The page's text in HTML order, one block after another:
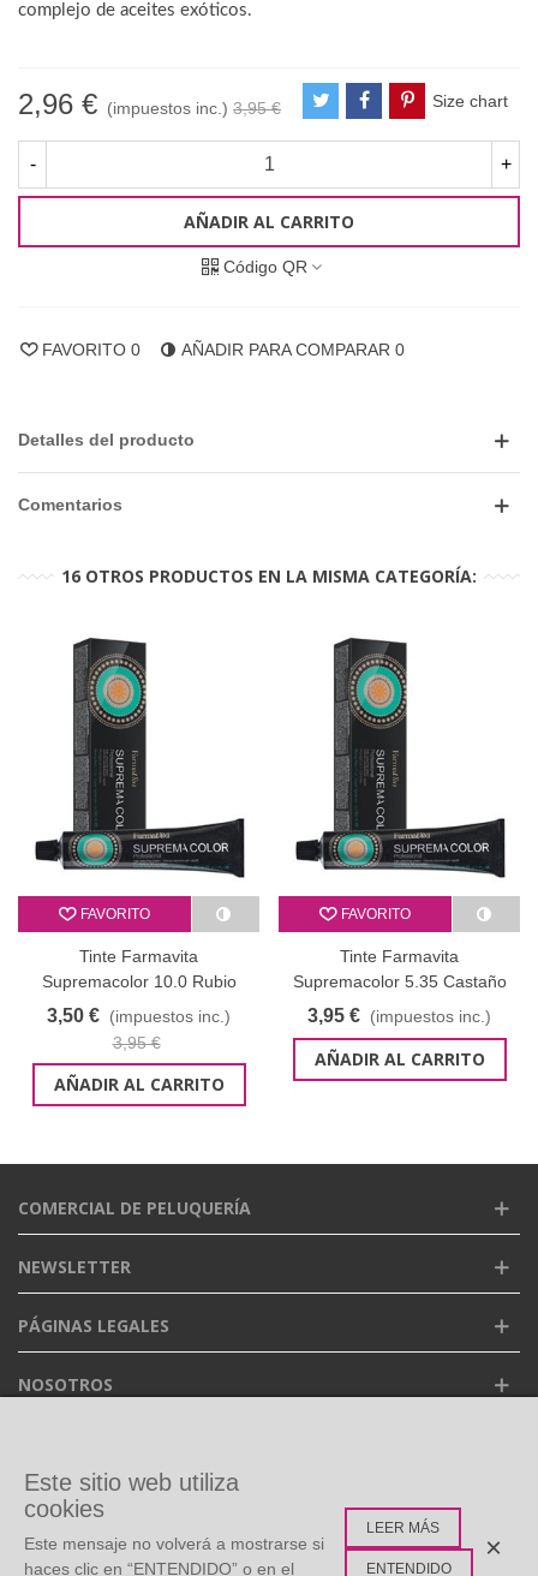
complejo de aceites exóticos.
2,96 € (impuestos inc.) 3,95 € Size chart
- +
AÑADIR AL CARRITO
Código QR
FAVORITO 0 AÑADIR PARA COMPARAR 0
Detalles del producto
Comentarios
16 OTROS PRODUCTOS EN LA MISMA CATEGORÍA:
FAVORITO
Tinte Farmavita
Supremacolor 10.0 Rubio
Platino 60 ml
3,50 € (impuestos inc.)
3,95 €
AÑADIR AL CARRITO
FAVORITO
Tinte Farmavita
Supremacolor 5.35 Castaño
Claro Chocolate Rojizo 60 ml
3,95 € (impuestos inc.)
AÑADIR AL CARRITO
COMERCIAL DE PELUQUERÍA
NEWSLETTER
PÁGINAS LEGALES
NOSOTROS
ETIQUETAS POPULARES
Este sitio web utiliza
cookies
Este mensaje no volverá a mostrarse si
haces clic en “ENTENDIDO” o en el
LEER MÁS
ENTENDIDO
×